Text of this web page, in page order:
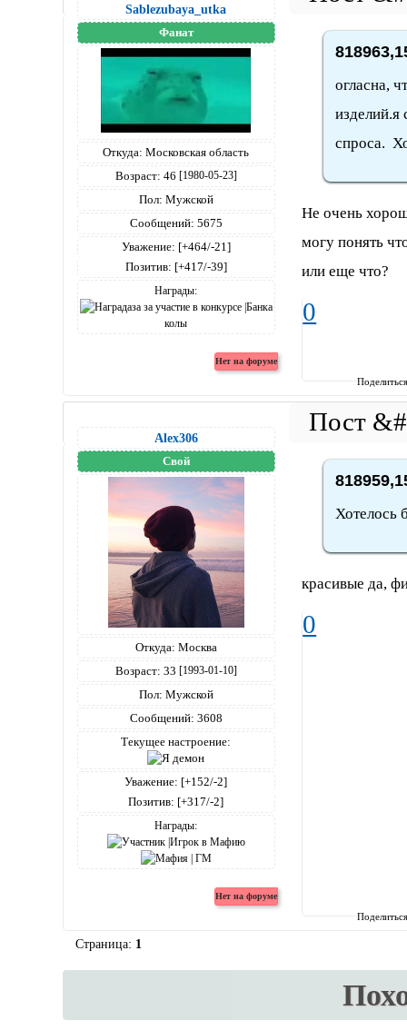
Sablezubaya_utka
Фанат
Откуда: Московская область
Возраст: 46 [1980-05-23]
Пол: Мужской
Сообщений: 5675
Уважение: [+464/-21]
Позитив: [+417/-39]
Награды:
огласна,
изделий.я
спроса.
Не очень
могу понять
или еще что?
0
Alex306
Свой
Откуда: Москва
Возраст: 33 [1993-01-10]
Пол: Мужской
Сообщений: 3608
Текущее настроение:
Уважение: [+152/-2]
Позитив: [+317/-2]
Награды:
Хотелось
красивые да,
0
Страница: 1